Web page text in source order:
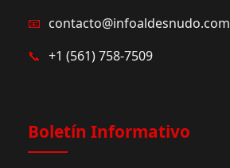
📧 contacto@infoaldesnudo.com
📞 +1 (561) 758-7509
Boletín Informativo